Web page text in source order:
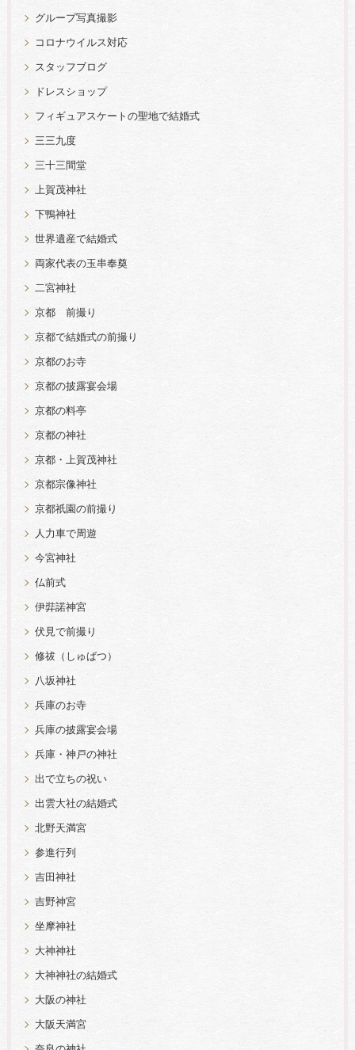
グループ写真撮影
コロナウイルス対応
スタッフブログ
ドレスショップ
フィギュアスケートの聖地で結婚式
三三九度
三十三間堂
上賀茂神社
下鴨神社
世界遺産で結婚式
両家代表の玉串奉奠
二宮神社
京都 前撮り
京都で結婚式の前撮り
京都のお寺
京都の披露宴会場
京都の料亭
京都の神社
京都・上賀茂神社
京都宗像神社
京都祇園の前撮り
人力車で周遊
今宮神社
仏前式
伊弉諾神宮
伏見で前撮り
修祓（しゅばつ）
八坂神社
兵庫のお寺
兵庫の披露宴会場
兵庫・神戸の神社
出で立ちの祝い
出雲大社の結婚式
北野天満宮
参進行列
吉田神社
吉野神宮
坐摩神社
大神神社
大神神社の結婚式
大阪の神社
大阪天満宮